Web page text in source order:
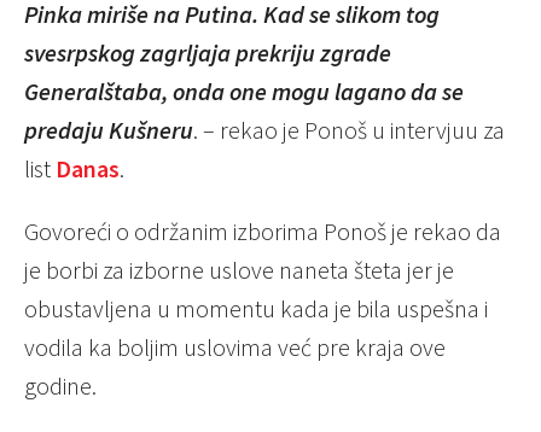
Pinka miriše na Putina. Kad se slikom tog
svesrpskog zagrljaja prekriju zgrade
Generalštaba, onda one mogu lagano da se
predaju Kušneru. – rekao je Ponoš u intervjuu za
list Danas.
Govoreći o održanim izborima Ponoš je rekao da
je borbi za izborne uslove naneta šteta jer je
obustavljena u momentu kada je bila uspešna i
vodila ka boljim uslovima već pre kraja ove
godine.